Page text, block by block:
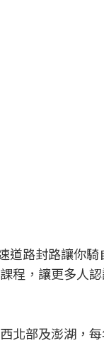
道路封路讓你
程，讓更多人
北部及澎湖，